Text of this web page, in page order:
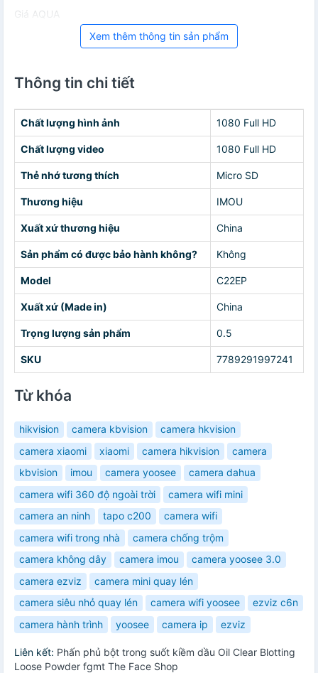
Giá AQUA
Xem thêm thông tin sản phẩm
Thông tin chi tiết
Chất lượng hình ảnh 1080 Full HD
Chất lượng video 1080 Full HD
Thẻ nhớ tương thích Micro SD
Thương hiệu IMOU
Xuất xứ thương hiệu China
Sản phẩm có được bảo hành không? Không
Model C22EP
Xuất xứ (Made in) China
Trọng lượng sản phẩm 0.5
SKU 7789291997241
Từ khóa
hikvision camera kbvision
camera hkvision
camera xiaomi
xiaomi camera hikvision
camera
kbvision
imou camera yoosee
camera dahua
camera wifi 360 độ ngoài trời
camera wifi mini
camera an ninh
tapo c200
camera wifi
camera wifi trong nhà
camera chống trộm
camera không dây
camera imou
camera yoosee 3.0
camera ezviz
camera mini quay lén
camera siêu nhỏ quay lén
camera wifi yoosee
ezviz c6n
camera hành trình
yoosee camera ip ezviz
Liên kết: Phấn phủ bột trong suốt kiềm dầu Oil Clear Blotting
Loose Powder fgmt The Face Shop